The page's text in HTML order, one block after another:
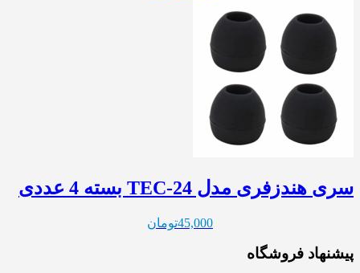
سری هندزفری مدل TEC-24 بسته 4 عددی
45,000تومان
پیشنهاد فروشگاه